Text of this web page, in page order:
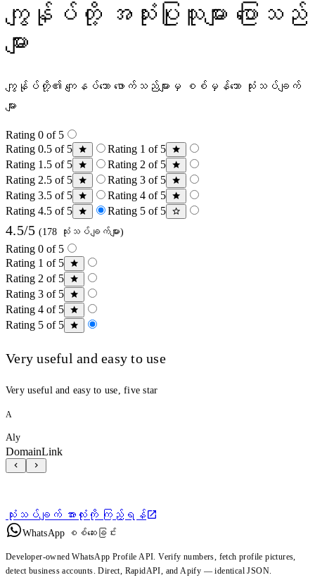
ကျွန်ုပ်တို့ အသုံးပြုသူများ ပြောသည်
များ
ကျွန်ုပ်တို့၏ ကျေနပ်သော ဖောက်သည်များမှ စစ်မှန်သော သုံးသပ်ချက်
များ
Rating 0 of 5
Rating 0.5 of 5
Rating 1 of 5
Rating 1.5 of 5
Rating 2 of 5
Rating 2.5 of 5
Rating 3 of 5
Rating 3.5 of 5
Rating 4 of 5
Rating 4.5 of 5
Rating 5 of 5
4.5/5 (178 သုံးသပ်ချက်များ)
Rating 0 of 5
Rating 1 of 5
Rating 2 of 5
Rating 3 of 5
Rating 4 of 5
Rating 5 of 5
Very useful and easy to use
Very useful and easy to use, five star
A
Aly
DomainLink
သုံးသပ်ချက် အားလုံးကို ကြည့်ရန်
WhatsApp စစ်ဆေးခြင်း
Developer-owned WhatsApp Profile API. Verify numbers, fetch profile pictures,
detect business accounts. Direct, RapidAPI, and Apify — identical JSON.